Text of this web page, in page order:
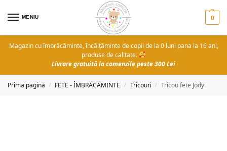
MENIU 0
Magazin cu îmbrăcăminte, încălțăminte de copii de la 0 luni pana la 16 ani,
produse de calitate.
Livrare gratuită la comenzile peste 300 Lei
Prima pagină / FETE - ÎMBRĂCĂMINTE / Tricouri / Tricou fete Jody